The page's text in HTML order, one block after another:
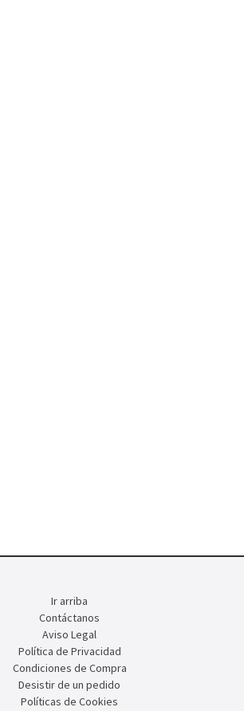
Ir arriba
Contáctanos
Aviso Legal
Política de Privacidad
Condiciones de Compra
Desistir de un pedido
Políticas de Cookies